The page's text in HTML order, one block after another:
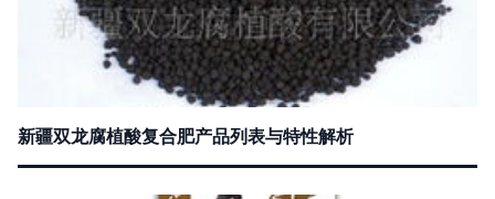
新疆双龙腐植酸复合肥产品列表与特性解析